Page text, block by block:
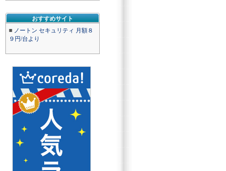
おすすめサイト
■ ノートン セキュリティ 月額８
９円/台より